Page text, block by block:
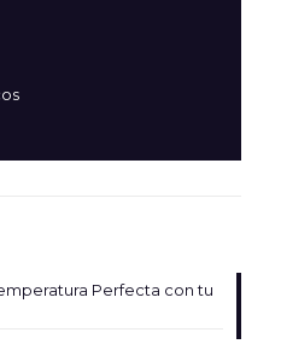
Perfecta con tu